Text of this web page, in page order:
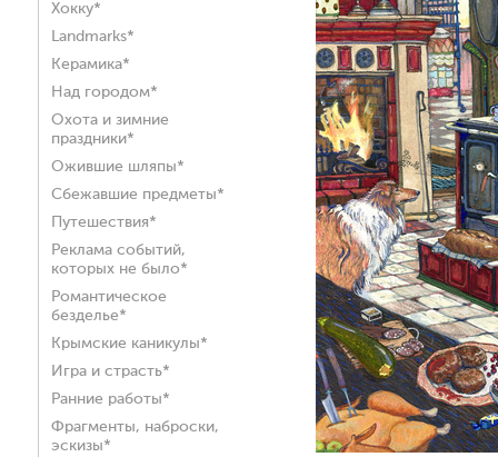
Хокку*
Landmarks*
Керамика*
Над городом*
Охота и зимние
праздники*
Ожившие шляпы*
Сбежавшие предметы*
Путешествия*
Реклама событий,
которых не было*
Романтическое
безделье*
Крымские каникулы*
Игра и страсть*
Ранние работы*
Фрагменты, наброски,
эскизы*